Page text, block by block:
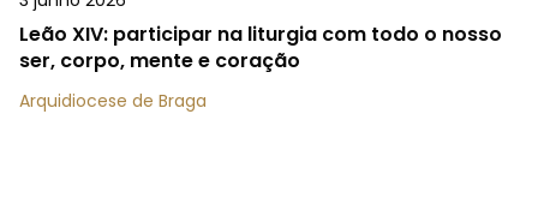
Leão XIV: participar na liturgia com todo o nosso
ser, corpo, mente e coração
Arquidiocese de Braga